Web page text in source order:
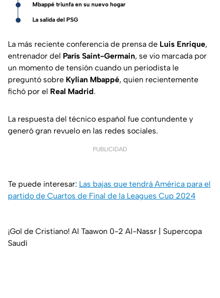
Mbappé triunfa en su nuevo hogar
La salida del PSG
La más reciente conferencia de prensa de Luis Enrique,
entrenador del París Saint-Germain, se vio marcada por
un momento de tensión cuando un periodista le
preguntó sobre Kylian Mbappé, quien recientemente
fichó por el Real Madrid.
La respuesta del técnico español fue contundente y
generó gran revuelo en las redes sociales.
PUBLICIDAD
Te puede interesar: Las bajas que tendrá América para el
partido de Cuartos de Final de la Leagues Cup 2024
¡Gol de Cristiano! Al Taawon 0-2 Al-Nassr | Supercopa
Saudí